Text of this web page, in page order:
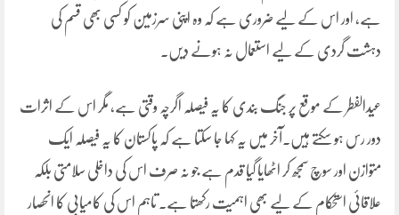
ہے، اور اس کے لیے ضروری ہے کہ وہ اپنی سرزمین کو کسی بھی قسم کی
دہشت گردی کے لیے استعمال نہ ہونے دیں۔
عیدالفطر کے موقع پر جنگ بندی کا یہ فیصلہ اگرچہ وقتی ہے، مگر اس کے اثرات
دور رس ہو سکتے ہیں۔آخر میں یہ کہا جا سکتا ہے کہ پاکستان کا یہ فیصلہ ایک
متوازن اور سوچ سمجھ کر اٹھایا گیا قدم ہے جو نہ صرف اس کی داخلی سلامتی بلکہ
علاقائی استحکام کے لیے بھی اہمیت رکھتا ہے۔ تاہم اس کی کامیابی کا انحصار